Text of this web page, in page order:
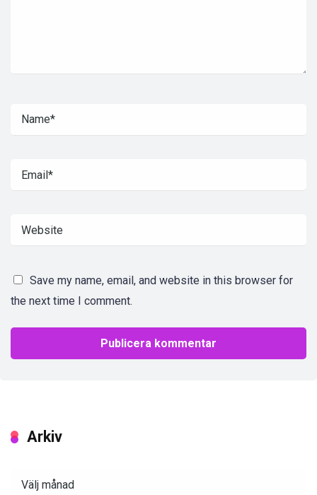
Save my name, email, and website in this browser for
the next time I comment.
Arkiv